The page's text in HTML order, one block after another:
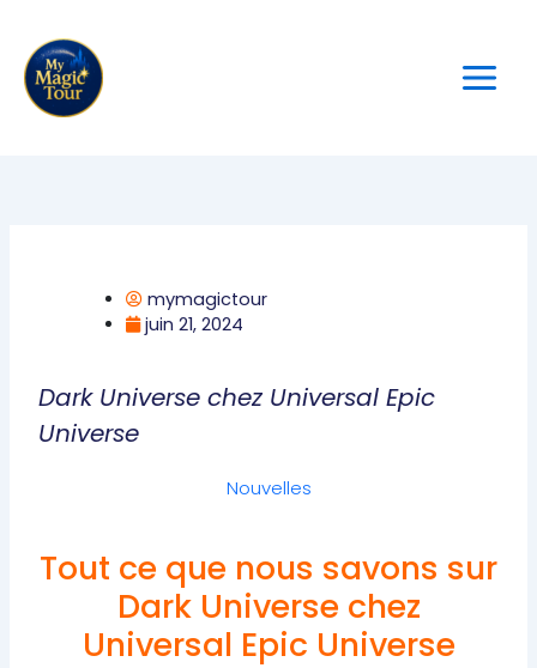
contenu
mymagictour
juin 21, 2024
Dark Universe chez Universal Epic
Universe
Nouvelles
Tout ce que nous savons sur
Dark Universe chez
Universal Epic Universe